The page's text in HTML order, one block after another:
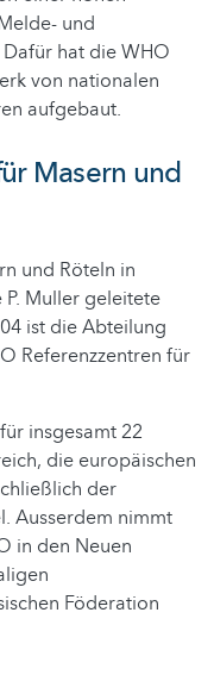
und
hat die WHO
von nationalen
aufgebaut.
Masern und
und Röteln in
Muller geleitete
ist die Abteilung
Referenzzentren für
insgesamt 22
die europäischen
der
Ausserdem nimmt
in den Neuen
Föderation